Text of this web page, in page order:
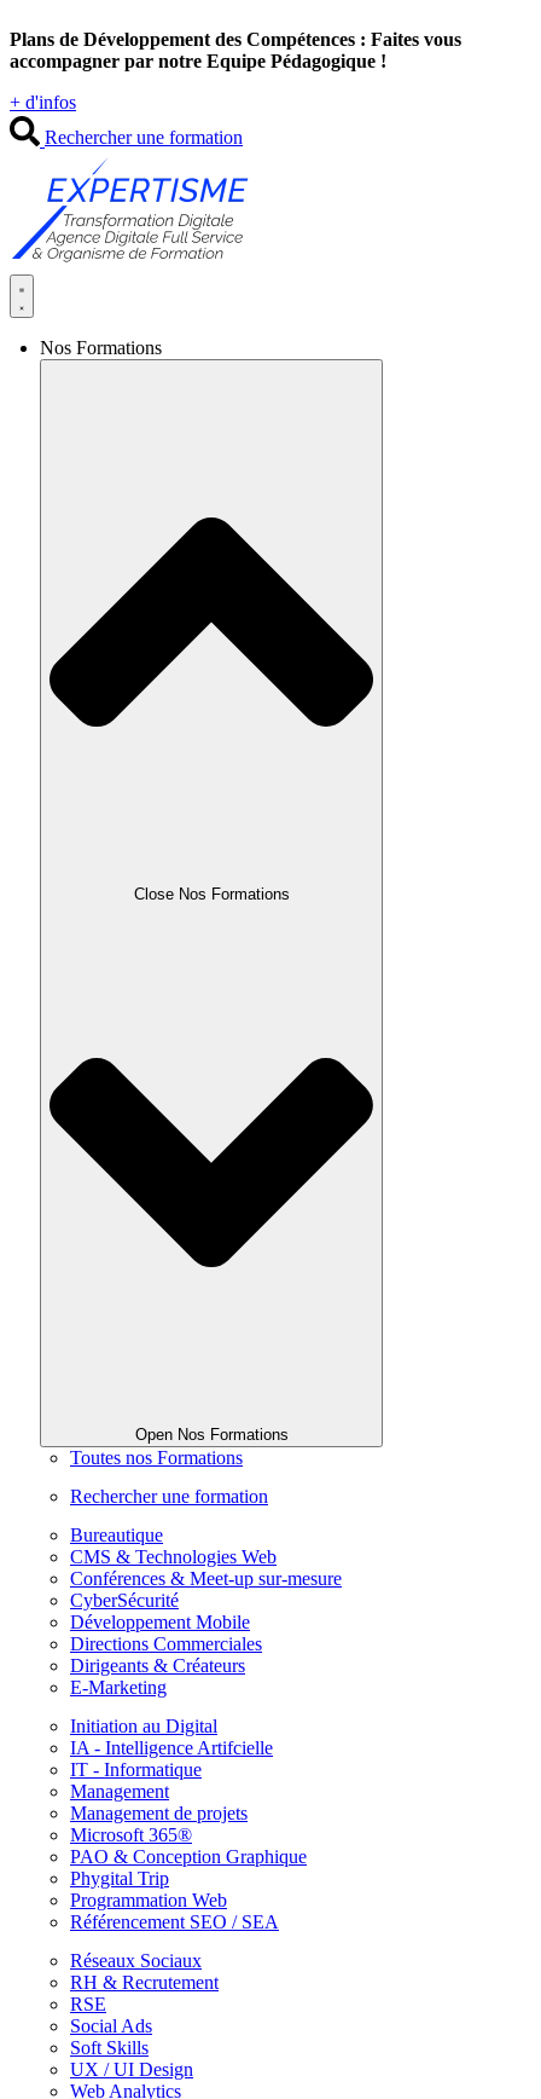
au
contenu
Plans de Développement des Compétences : Faites vous
accompagner par notre Equipe Pédagogique !
+ d'infos
Rechercher une formation
Nos Formations
Close Nos Formations
Open Nos Formations
Toutes nos Formations
Rechercher une formation
Bureautique
CMS & Technologies Web
Conférences & Meet-up sur-mesure
CyberSécurité
Développement Mobile
Directions Commerciales
Dirigeants & Créateurs
E-Marketing
Initiation au Digital
IA - Intelligence Artifcielle
IT - Informatique
Management
Management de projets
Microsoft 365®
PAO & Conception Graphique
Phygital Trip
Programmation Web
Référencement SEO / SEA
Réseaux Sociaux
RH & Recrutement
RSE
Social Ads
Soft Skills
UX / UI Design
Web Analytics